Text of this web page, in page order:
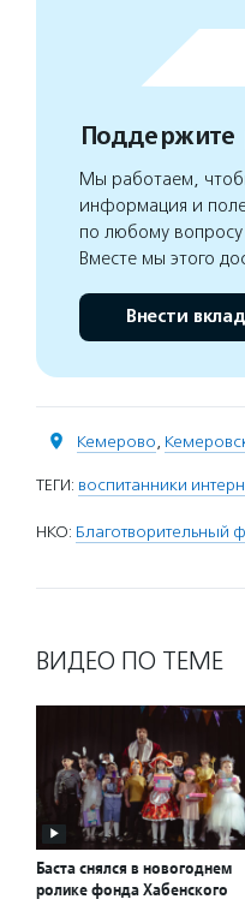
Поддержите
Мы работаем,
информация и
по любому вопросу
Вместе мы этого
Внести вклад
Кемерово,
ТЕГИ: воспитанники
НКО: Благотворительный
ВИДЕО ПО ТЕМЕ
Баста снялся в новогоднем
ролике фонда Хабенского